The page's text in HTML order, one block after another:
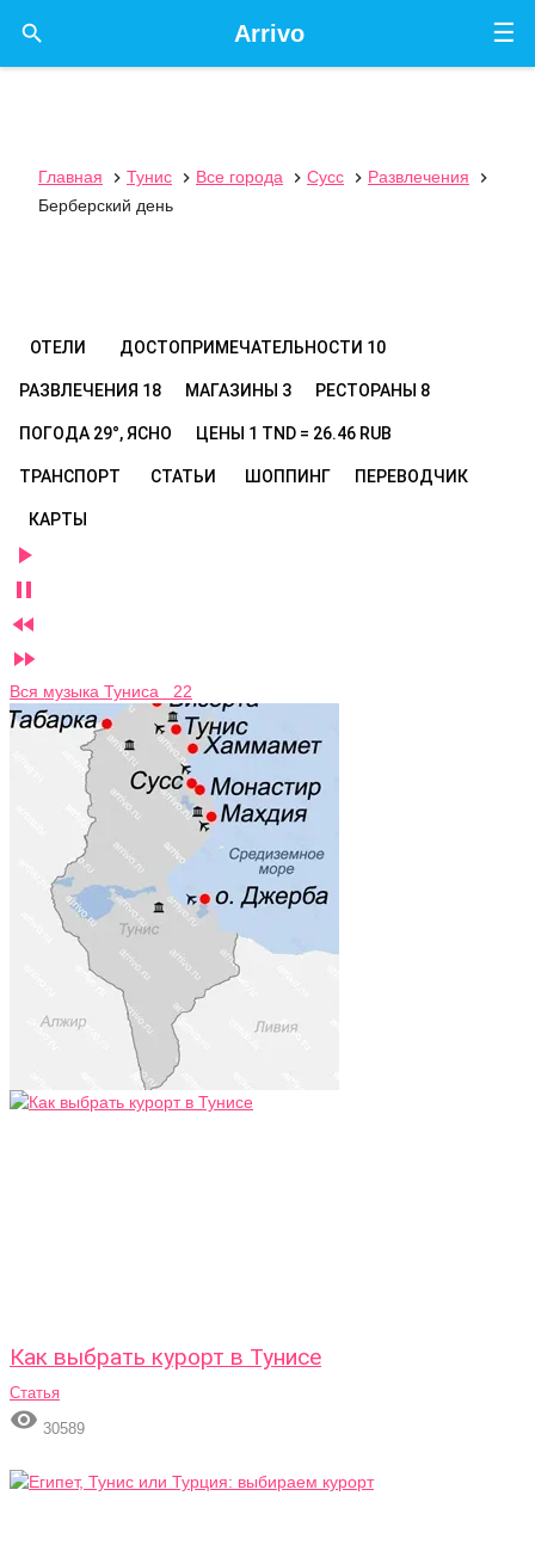
☰
Arrivo

Главная  Тунис  Все города  Сусс  Развлечения

Берберский день
ОТЕЛИ ДОСТОПРИМЕЧАТЕЛЬНОСТИ 10
РАЗВЛЕЧЕНИЯ 18 МАГАЗИНЫ 3 РЕСТОРАНЫ 8
ПОГОДА 29°, ЯСНО ЦЕНЫ 1 TND = 26.46 RUB
ТРАНСПОРТ СТАТЬИ ШОППИНГ ПЕРЕВОДЧИК
КАРТЫ




Вся музыка Туниса 22
Как выбрать курорт в Тунисе
Статья
 30589